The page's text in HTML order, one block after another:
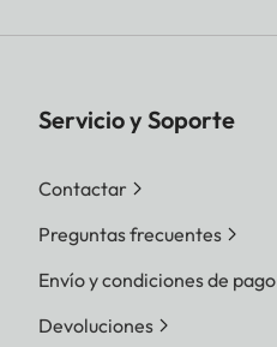
Servicio y Soporte
Contactar
Preguntas frecuentes
Envío y condiciones de pago
Devoluciones